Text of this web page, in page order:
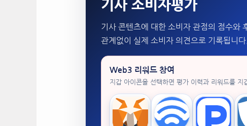
기사 소비자평가
기사 콘텐츠에 대한 소비자 관점의 점수와
관계없이 실제 소비자 의견으로 기록됩니다.
Web3 리워드 참여
지갑 아이콘을 선택하면 평가 이력과 리워드를 지
MetaMask WalletConnect